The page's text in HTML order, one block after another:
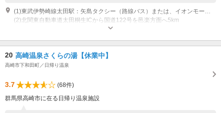
(1)東武伊勢崎線太田駅：矢島タクシー（路線バス）または、イオンモール太田行きバスで乗車10分、終点下車すぐ
(2)北関東自動車道太田桐生ICから国道122号を邑楽方面へ5km
営業時間：10：00～24：00 （最終入館受付 23：00まで） 休館日：毎月第
20 高崎温泉さくらの湯【休業中】
高崎市下和田町／日帰り温泉
3.7
(68件)
群馬県高崎市に在る日帰り温泉施設